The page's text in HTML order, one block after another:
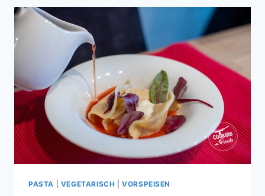
SUGO
JAKOBSMUSCHELN
PASTA VEGETARISCH |VORSPEISEN